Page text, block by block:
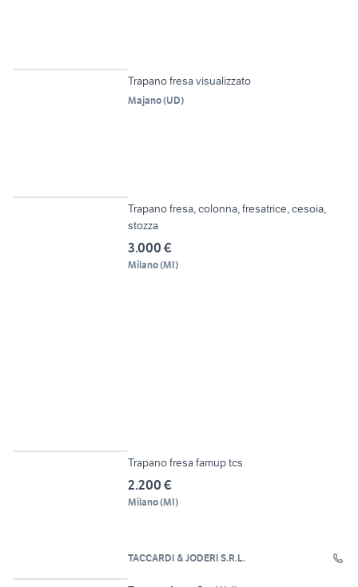
Trapano fresa visualizzato
Majano(UD)
Trapano fresa, colonna, fresatrice, cesoia,
stozza
3.000 €
Milano(MI)
Trapano fresa famup tcs
2.200 €
Milano(MI)
TACCARDI & JODERI S.R.L.